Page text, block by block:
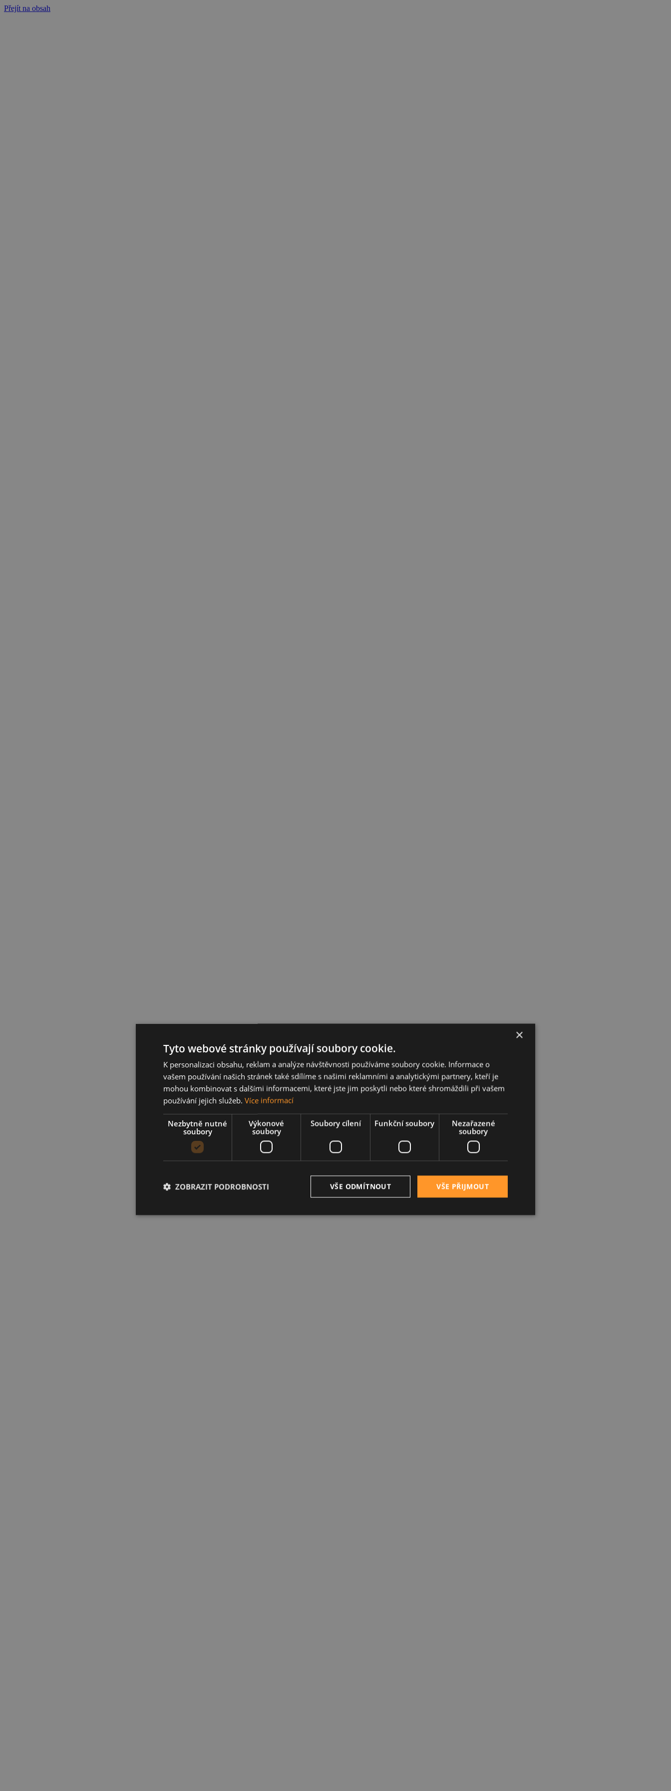
Přejít na obsah
×
Tyto webové stránky používají soubory cookie.
K personalizaci obsahu, reklam a analýze návštěvnosti používáme soubory cookie. Informace o
vašem používání našich stránek také sdílíme s našimi reklamními a analytickými partnery, kteří je
mohou kombinovat s dalšími informacemi, které jste jim poskytli nebo které shromáždili při vašem
používání jejich služeb. Více informací
Nezbytně nutné
soubory
Výkonové
soubory
Soubory cílení Funkční soubory
Nezařazené
soubory
VŠE PŘIJMOUT
VŠE ODMÍTNOUT
ZOBRAZIT PODROBNOSTI